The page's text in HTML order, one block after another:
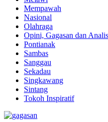
Mempawah
Nasional
Olahraga
Opini, Gagasan dan
Pontianak
Sambas
Sanggau
Sekadau
Singkawang
Sintang
Tokoh Inspiratif